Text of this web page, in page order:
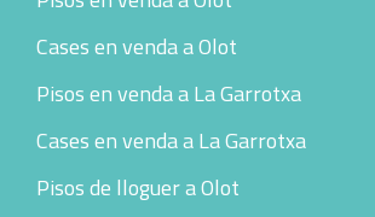
Cases en venda a Olot
Pisos en venda a La Garrotxa
Cases en venda a La Garrotxa
Pisos de lloguer a Olot